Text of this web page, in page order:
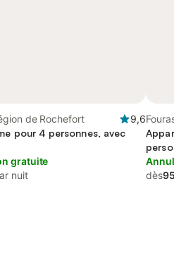
de Rochefort
9,6
pour 4 personnes, avec
gratuite
nuit
dès